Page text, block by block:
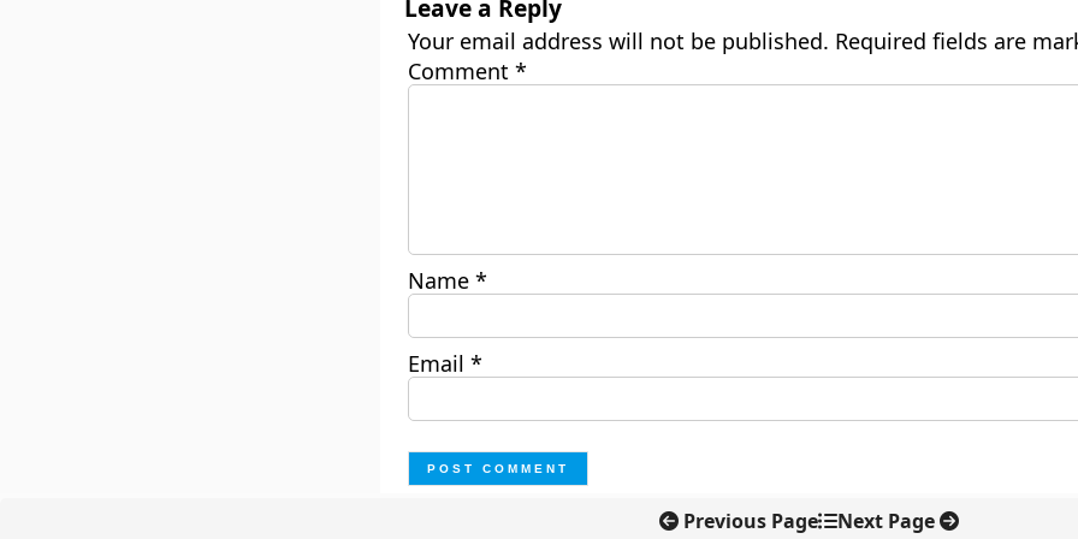
Leave a Reply
Your email address will not be published. Required fields are
Comment *
Name *
Email *
Previous Page Next Page